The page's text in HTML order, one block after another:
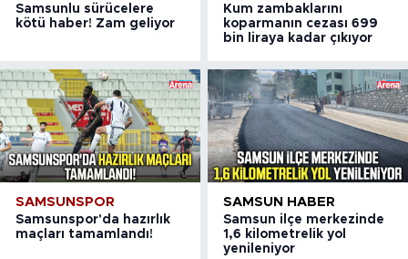
Samsunlu sürücelere
kötü haber! Zam geliyor
Kum zambaklarını
koparmanın cezası 699
bin liraya kadar çıkıyor
SAMSUNSPOR
Samsunspor'da hazırlık
maçları tamamlandı!
SAMSUN HABER
Samsun ilçe merkezinde
1,6 kilometrelik yol
yenileniyor